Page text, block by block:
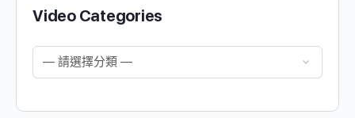
Video Categories